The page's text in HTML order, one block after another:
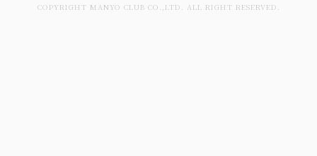
COPYRIGHT MANYO CLUB CO.,LTD. ALL RIGHT RESERVED.